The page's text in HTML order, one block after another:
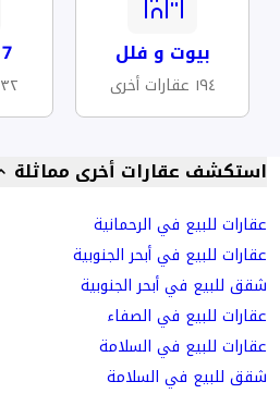
بيوت و فلل
١٩٤ عقارات أخرى
7 غرفة نوم
٣٢ عقارات أخرى
استكشف عقارات أخرى مماثلة
عقارات للبيع في الرحمانية
عقارات للبيع في أبحر الجنوبية
شقق للبيع في أبحر الجنوبية
عقارات للبيع في الصفاء
عقارات للبيع في السلامة
شقق للبيع في السلامة